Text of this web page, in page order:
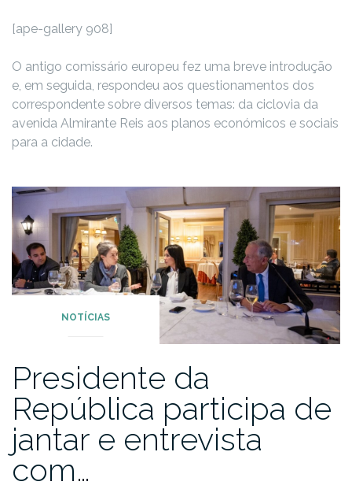
[ape-gallery 908]
O antigo comissário europeu fez uma breve introdução
e, em seguida, respondeu aos questionamentos dos
correspondente sobre diversos temas: da ciclovia da
avenida Almirante Reis aos planos económicos e sociais
para a cidade.
NOTÍCIAS
Presidente da
República participa de
jantar e entrevista
com…